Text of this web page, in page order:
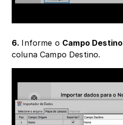
6. Informe o Campo Destino
coluna Campo Destino.